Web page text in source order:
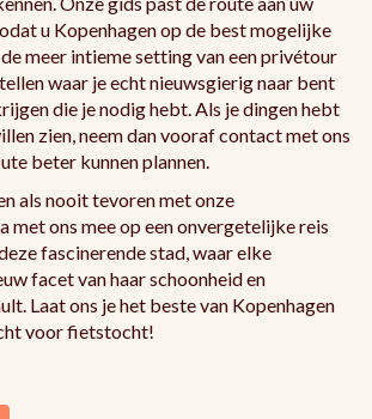
u Kopenhagen op de best mogelijke
meer intieme setting van een privétour
waar je echt nieuwsgierig naar bent
die je nodig hebt. Als je dingen hebt
zien, neem dan vooraf contact met ons
beter kunnen plannen.
als nooit tevoren met onze
met ons mee op een onvergetelijke reis
fascinerende stad, waar elke
facet van haar schoonheid en
Laat ons je het beste van Kopenhagen
voor fietstocht!